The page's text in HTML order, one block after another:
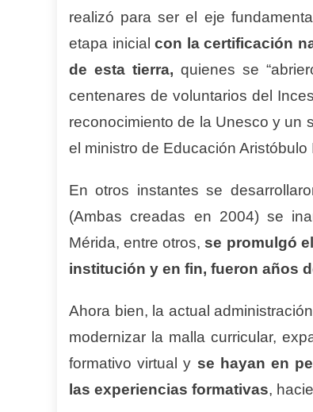
realizó para ser el eje
etapa inicial con la certificación
de esta tierra, quienes se
centenares de voluntarios del
reconocimiento de la Unesco y un
el ministro de Educación Aristóbulo
En otros instantes se
(Ambas creadas en 2004) se
Mérida, entre otros,se promulgó
institución y en fin, fueron años
Ahora bien, la actual
modernizar la malla curricular,
formativo virtual y se hayan en
las experiencias formativas,